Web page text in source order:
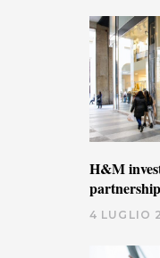
H&M
4 LUGLIO